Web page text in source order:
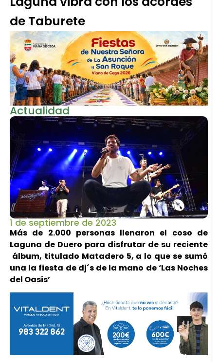
de Taburete
Actualidad
1 de septiembre de 2023
Más de 2.000 personas llenaron el coso de
Laguna de Duero para disfrutar de su reciente
álbum, titulado Matadero 5, a lo que se sumó
una la fiesta de dj´s de la mano de ‘Las Noches
del Oasis’